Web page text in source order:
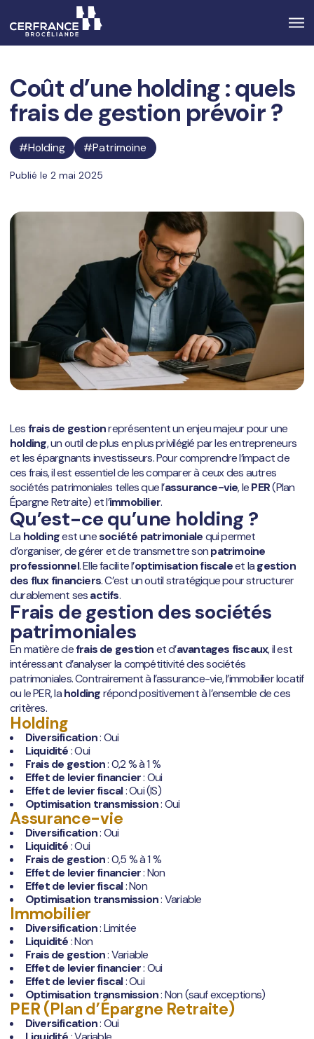
Coût d’une holding : quels
frais de gestion prévoir ?
Holding Patrimoine
Publié le 2 mai 2025
Les frais de gestionreprésentent un enjeu majeur pour une
holding, un outil de plus en plus privilégié par les entrepreneurs
et les épargnants investisseurs. Pour comprendre l’impact de
ces frais, il est essentiel de les comparer à ceux des autres
sociétés patrimoniales telles que l’assurance-vie, lePER(Plan
Épargne Retraite) et l’immobilier.
Qu’est-ce qu’une holding ?
La holdingest unesociété patrimonialequi permet
d’organiser, de gérer et de transmettre sonpatrimoine
professionnel.Elle facilite l’optimisation fiscaleet lagestion
des flux financiers. C’est un outil stratégique pour structurer
durablement sesactifs.
Frais de gestion des sociétés
patrimoniales
En matière defrais de gestionet d’avantages fiscaux, il est
intéressant d’analyser la compétitivité des sociétés
patrimoniales. Contrairement à l’assurance-vie, l’immobilier locatif
ou le PER, laholdingrépond positivement à l’ensemble de ces
critères.
Holding
Diversification: Oui
Liquidité: Oui
Frais de gestion: 0,2 % à 1 %
Effet de levier financier: Oui
Effet de levier fiscal: Oui (IS)
Optimisation transmission: Oui
Assurance-vie
Diversification: Oui
Liquidité: Oui
Frais de gestion: 0,5 % à 1 %
Effet de levier financier: Non
Effet de levier fiscal: Non
Optimisation transmission: Variable
Immobilier
Diversification: Limitée
Liquidité: Non
Frais de gestion: Variable
Effet de levier financier: Oui
Effet de levier fiscal: Oui
Optimisation transmission: Non (sauf exceptions)
PER (Plan d’Épargne Retraite)
Diversification: Oui